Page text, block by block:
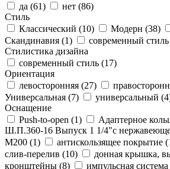
да (61) нет (86)
Стиль
Классический (10) Модерн (38)
Скандинавия (1) современный
Стилистика дизайна
современный стиль (17)
Ориентация
левосторонняя (27)
Универсальная (7) универсальный (4
Оснащение
Push-to-open (1)
Адаптерное
Ш.П.360-16 Выпуск 1 1/4"с
М200 (1) антискользящее покрытие (
слив-перелив (10)
донная крышка,
кронштейны (8) импульсная